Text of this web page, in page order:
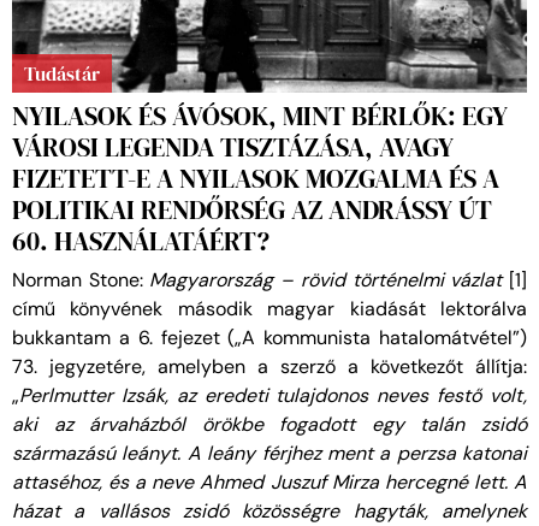
Tudástár
NYILASOK ÉS ÁVÓSOK, MINT BÉRLŐK: EGY
VÁROSI LEGENDA TISZTÁZÁSA, AVAGY
FIZETETT-E A NYILASOK MOZGALMA ÉS A
POLITIKAI RENDŐRSÉG AZ ANDRÁSSY ÚT
60. HASZNÁLATÁÉRT?
Norman Stone: Magyarország – rövid történelmi vázlat[1]
című könyvének második magyar kiadását lektorálva
bukkantam a 6. fejezet („A kommunista hatalomátvétel”)
73. jegyzetére, amelyben a szerző a következőt állítja:
„Perlmutter Izsák, az eredeti tulajdonos neves festő volt,
aki az árvaházból örökbe fogadott egy talán zsidó
származású leányt. A leány férjhez ment a perzsa katonai
attaséhoz, és a neve Ahmed Juszuf Mirza hercegné lett. A
házat a vallásos zsidó közösségre hagyták, amelynek